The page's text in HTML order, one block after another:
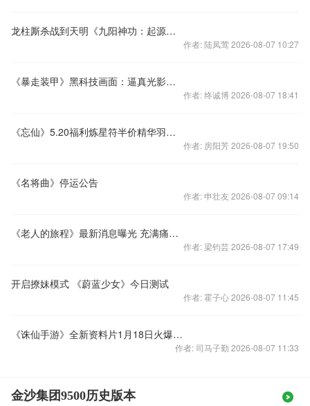
龙柱厮杀战到天明《九阳神功：起源》安卓内测1月开启
作者: 陆凤莺 2026-08-07 10:27
《暴走装甲》黑科技画面：逼真光影效果如身临其境
作者: 终诚博 2026-08-07 18:41
《忘仙》5.20福利炼星符半价精华羽化石免费
作者: 房阳芳 2026-08-07 19:50
《名将曲》停运公告
作者: 申壮友 2026-08-07 09:14
《老人的旅程》最新消息曝光 充满痛苦而又迷人的冒险游戏
作者: 梁钧芸 2026-08-07 17:49
开启撩妹模式 《蔚蓝少女》今日测试
作者: 霍子心 2026-08-07 11:45
《诛仙手游》全新资料片1月18日火爆来袭！
作者: 司马子勤 2026-08-07 11:33
金沙集团9500历史版本